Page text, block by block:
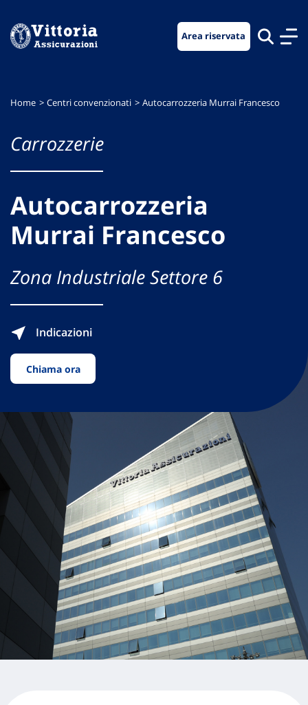
menu
contenuto
footer
Area riservata
Home Centri convenzionati Autocarrozzeria Murrai Francesco
Carrozzerie
Autocarrozzeria
Murrai Francesco
Zona Industriale Settore 6
Indicazioni
Chiama ora